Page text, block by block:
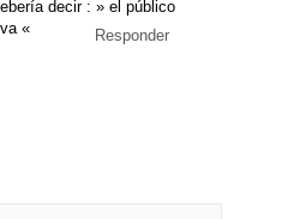
decir : » el público
«
Responder